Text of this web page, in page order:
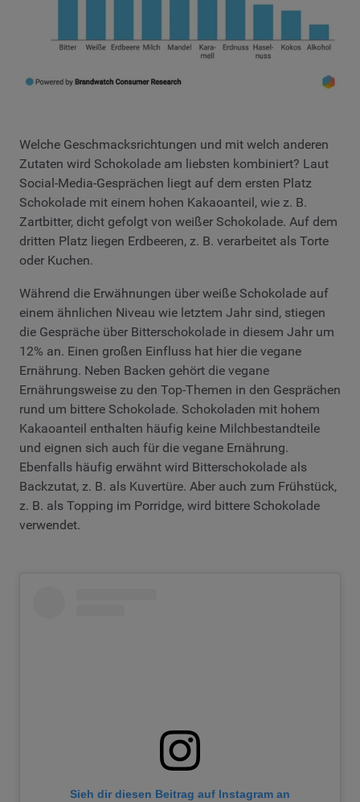
Welche Geschmacksrichtungen und mit welch anderen
Zutaten wird Schokolade am liebsten kombiniert? Laut
Social-Media-Gesprächen liegt auf dem ersten Platz
Schokolade mit einem hohen Kakaoanteil, wie z. B.
Zartbitter, dicht gefolgt von weißer Schokolade. Auf dem
dritten Platz liegen Erdbeeren, z. B. verarbeitet als Torte
oder Kuchen.
Während die Erwähnungen über weiße Schokolade auf
einem ähnlichen Niveau wie letztem Jahr sind, stiegen
die Gespräche über Bitterschokolade in diesem Jahr um
12% an. Einen großen Einfluss hat hier die vegane
Ernährung. Neben Backen gehört die vegane
Ernährungsweise zu den Top-Themen in den Gesprächen
rund um bittere Schokolade. Schokoladen mit hohem
Kakaoanteil enthalten häufig keine Milchbestandteile
und eignen sich auch für die vegane Ernährung.
Ebenfalls häufig erwähnt wird Bitterschokolade als
Backzutat, z. B. als Kuvertüre. Aber auch zum Frühstück,
z. B. als Topping im Porridge, wird bittere Schokolade
verwendet.
Sieh dir diesen Beitrag auf Instagram an